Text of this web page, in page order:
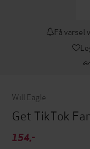
Få varsel
Will Eagle
Get TikTok
154,-